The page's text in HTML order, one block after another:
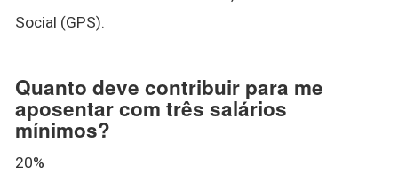
Social (GPS).
Quanto deve contribuir para me
aposentar com três salários
mínimos?
20%